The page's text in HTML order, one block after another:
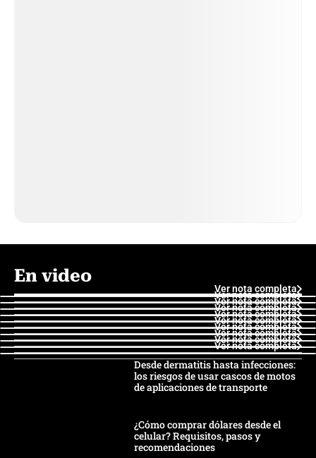
En video
Ver nota completa
Ver nota completa
Ver nota completa
Ver nota completa
Ver nota completa
Ver nota completa
Ver nota completa
Ver nota completa
Ver nota completa
Ver nota completa
Desde dermatitis hasta infecciones:
los riesgos de usar cascos de motos
de aplicaciones de transporte
¿Cómo comprar dólares desde el
celular? Requisitos, pasos y
recomendaciones